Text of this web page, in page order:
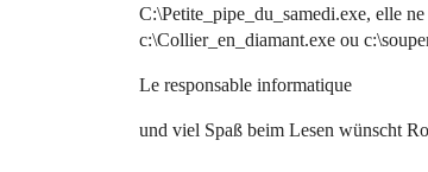
C:\Petite_pipe_du_samedi.exe, elle ne
c:\Collier_en_diamant.exe ou
Le responsable informatique
und viel Spaß beim Lesen wünscht